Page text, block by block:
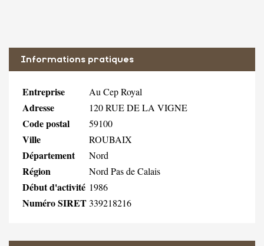
Informations pratiques
Entreprise Au Cep Royal
Adresse 120 RUE DE LA VIGNE
Code postal 59100
Ville ROUBAIX
Département Nord
Région Nord Pas de Calais
Début d'activité 1986
Numéro SIRET339218216